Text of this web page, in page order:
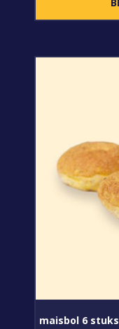
maisbol 6 stuks